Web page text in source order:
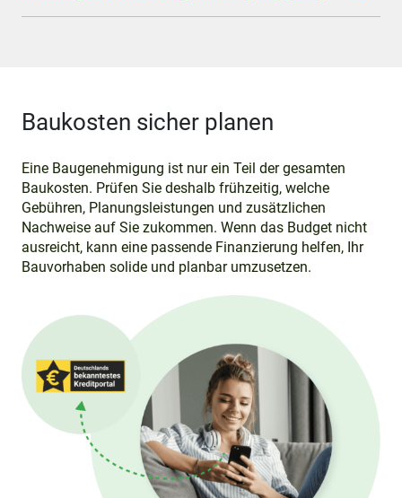
Baukosten sicher planen
Eine Baugenehmigung ist nur ein Teil der gesamten
Baukosten. Prüfen Sie deshalb frühzeitig, welche
Gebühren, Planungsleistungen und zusätzlichen
Nachweise auf Sie zukommen. Wenn das Budget nicht
ausreicht, kann eine passende Finanzierung helfen, Ihr
Bauvorhaben solide und planbar umzusetzen.